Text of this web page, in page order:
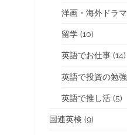
洋画・海外ドラマ
留学 (10)
英語でお仕事 (14)
英語で投資の勉強
英語で推し活 (5)
国連英検 (9)